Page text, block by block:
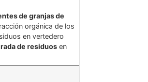
de granjas de
orgánica de los
en vertedero
de residuos en